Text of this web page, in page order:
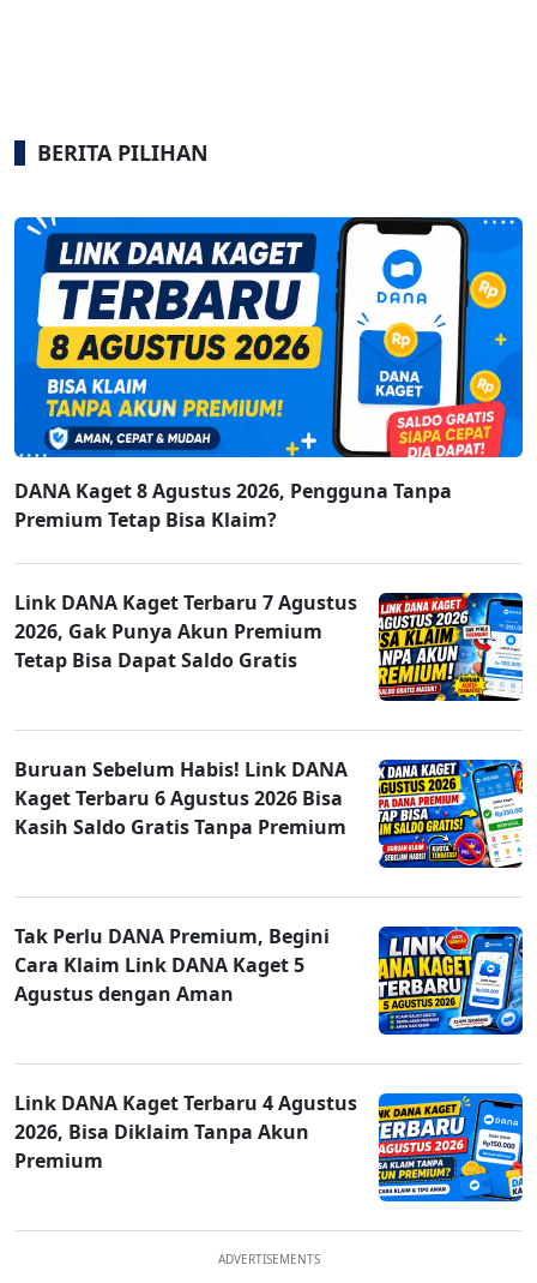
BERITA PILIHAN
DANA Kaget 8 Agustus 2026, Pengguna Tanpa
Premium Tetap Bisa Klaim?
Link DANA Kaget Terbaru 7 Agustus
2026, Gak Punya Akun Premium
Tetap Bisa Dapat Saldo Gratis
Buruan Sebelum Habis! Link DANA
Kaget Terbaru 6 Agustus 2026 Bisa
Kasih Saldo Gratis Tanpa Premium
Tak Perlu DANA Premium, Begini
Cara Klaim Link DANA Kaget 5
Agustus dengan Aman
Link DANA Kaget Terbaru 4 Agustus
2026, Bisa Diklaim Tanpa Akun
Premium
ADVERTISEMENTS